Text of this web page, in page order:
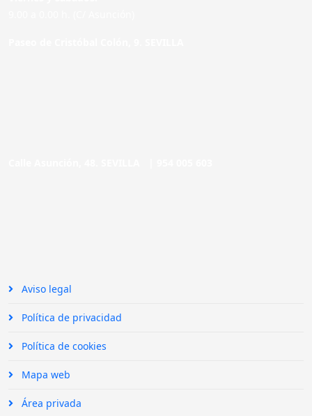
Aviso legal
Política de privacidad
Política de cookies
Mapa web
Área privada